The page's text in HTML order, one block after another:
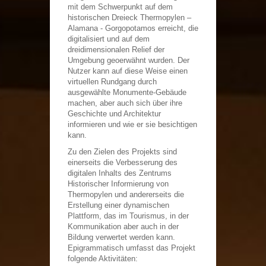
Region von Zentralgriechenland in Betrieb.
Die Burg von Lamia
Die oben auf einem felsigen Hügel Burg von Lamia
dominiert und beaufsichtigt das Tal vom Fluss
Sperchios bis zum Bucht von Maliakos und die
Passage, die durch das Berg...
Byzantinisches Museum
Es wird im Gebäude der so genannten "Kapodistrian
Kasernen" bedacht, das im Jahre 1836 für die
Bedürfnisse der griechischen Armee errichtet wurde.
Das Gebäude, das in...
Das Ehrengrabmal von Athanasios Diakos
Dieses Ehrengrabmal wurde zur Erinnerung an die
eine der erschüttersten Gestalten des nationalen
Befreiungskampf der...
Muttergotteskirche die Adelige
Unter der Burg von Lamia ist die Muttergotteskirche
die Adelige im 18. Jahrhundert gebaut worden. Es ist
das zweite nach der Burg in archäologischer
Bedeutung Monument....
Häuptlingenmonument in Kobotades
An den Platanen des Platzes fand das Treffen der
Häuptlingen Diakos, Panourgias und Dyovouniotis
statt, um die Truppen von Omer Vryonis und Kiosses
Mehmet, die auf den...
mit dem Schwerpunkt auf dem
historischen Dreieck Thermopylen –
Alamana - Gorgopotamos erreicht, die
digitalisiert und auf dem
dreidimensionalen Relief der
Umgebung geoerwähnt wurden. Der
Nutzer kann auf diese Weise einen
virtuellen Rundgang durch
ausgewählte Monumente-Gebäude
machen, aber auch sich über ihre
Geschichte und Architektur
informieren und wie er sie besichtigen
kann.
Zu den Zielen des Projekts sind
einerseits die Verbesserung des
digitalen Inhalts des Zentrums
Historischer Informierung von
Thermopylen und andererseits die
Erstellung einer dynamischen
Plattform, das im Tourismus, in der
Kommunikation aber auch in der
Bildung verwertet werden kann.
Epigrammatisch umfasst das Projekt
folgende Aktivitäten: